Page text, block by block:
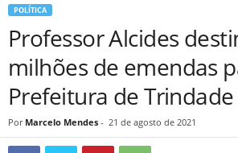
POLÍTICA
Professor Alcides
milhões de emendas
Prefeitura de Trindade
Por Marcelo Mendes - 21 de agosto de 2021